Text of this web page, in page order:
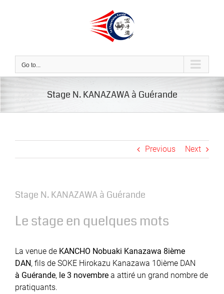
Go to...
Stage N. KANAZAWA à Guérande
Previous Next
Stage N. KANAZAWA à Guérande
Le stage en quelques mots
La venue de KANCHO Nobuaki Kanazawa 8ième
DAN, fils de SOKE Hirokazu Kanazawa 10ième DAN
à Guérande, le 3 novembre a attiré un grand nombre de
pratiquants.